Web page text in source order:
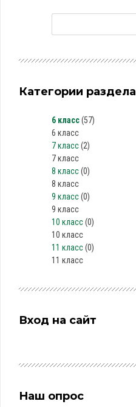
Категории раздела
6 класс (57)
6 класс
7 класс (2)
7 класс
8 класс (0)
8 класс
9 класс (0)
9 класс
10 класс (0)
10 класс
11 класс (0)
11 класс
Вход на сайт
Наш опрос